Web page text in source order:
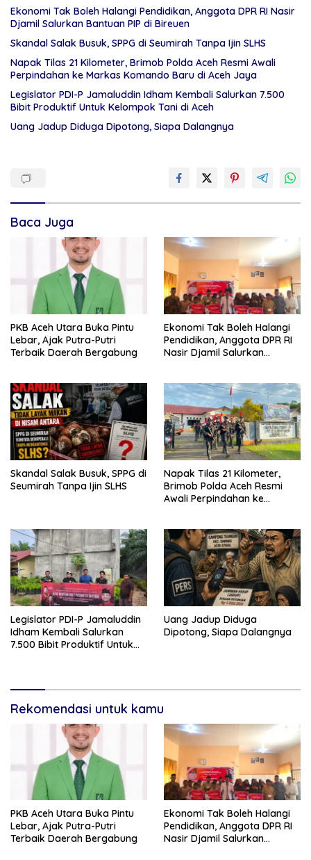
Ekonomi Tak Boleh Halangi Pendidikan, Anggota DPR RI Nasir
Djamil Salurkan Bantuan PIP di Bireuen
Skandal Salak Busuk, SPPG di Seumirah Tanpa Ijin SLHS
Napak Tilas 21 Kilometer, Brimob Polda Aceh Resmi Awali
Perpindahan ke Markas Komando Baru di Aceh Jaya
Legislator PDI-P Jamaluddin Idham Kembali Salurkan 7.500
Bibit Produktif Untuk Kelompok Tani di Aceh
Uang Jadup Diduga Dipotong, Siapa Dalangnya
Baca Juga
PKB Aceh Utara Buka Pintu
Lebar, Ajak Putra-Putri
Terbaik Daerah Bergabung
Ekonomi Tak Boleh Halangi
Pendidikan, Anggota DPR RI
Nasir Djamil Salurkan
Skandal Salak Busuk, SPPG di
Seumirah Tanpa Ijin SLHS
Napak Tilas 21 Kilometer,
Brimob Polda Aceh Resmi
Awali Perpindahan ke
Legislator PDI-P Jamaluddin
Idham Kembali Salurkan
7.500 Bibit Produktif Untuk
Uang Jadup Diduga
Dipotong, Siapa Dalangnya
Rekomendasi untuk kamu
PKB Aceh Utara Buka Pintu
Lebar, Ajak Putra-Putri
Terbaik Daerah Bergabung
Ekonomi Tak Boleh Halangi
Pendidikan, Anggota DPR RI
Nasir Djamil Salurkan